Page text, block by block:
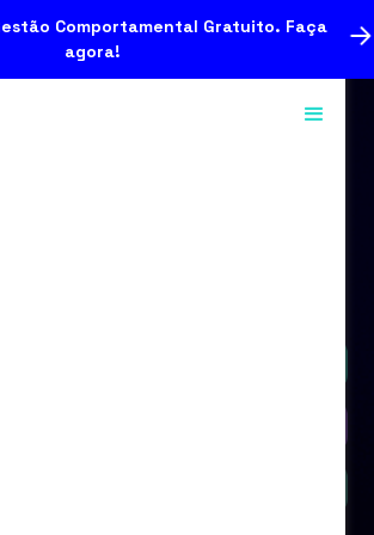
Comportamental Gratuito. Faça
agora!